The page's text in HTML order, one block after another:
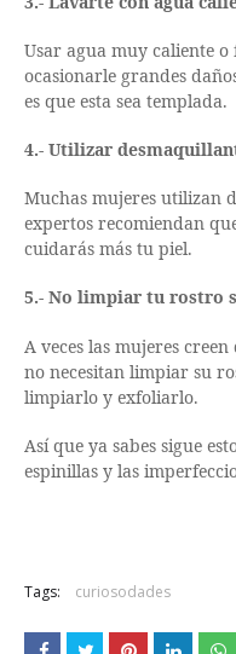
Usar agua muy caliente
ocasionarle grandes
es que esta sea templada.
4.- Utilizar
Muchas mujeres utilizan
expertos recomiendan
cuidarás más tu piel.
5.- No limpiar tu rostro
A veces las mujeres
no necesitan limpiar su
limpiarlo y exfoliarlo.
Así que ya sabes sigue
espinillas y las
Tags: curiosodades